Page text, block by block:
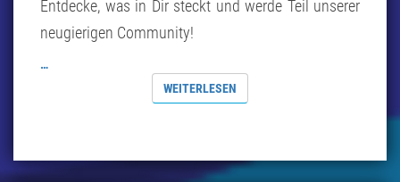
Entdecke, was in Dir steckt und werde Teil unserer
neugierigen Community!
…
WEITERLESEN